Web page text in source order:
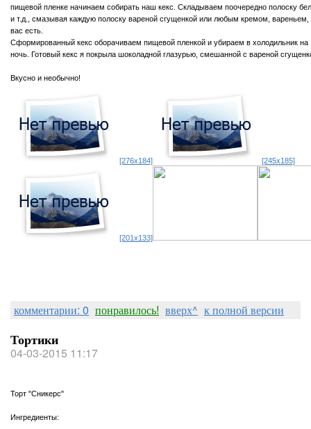
пищевой пленке начинаем собирать наш кекс. Складываем поочередно полоску
и т.д., смазывая каждую полоску вареной сгущенкой или любым кремом,
вас есть.
Сформированный кекс оборачиваем пищевой пленкой и убираем в холодильник на
ночь. Готовый кекс я покрыла шоколадной глазурью, смешанной с вареной
Вкусно и необычно!
[276x184] [245x185]
[201x133]
комментарии: 0 понравилось! вверх^ к полной версии
Тортики
04-03-2015 11:17
Торт "Сникерс"
Ингредиенты: